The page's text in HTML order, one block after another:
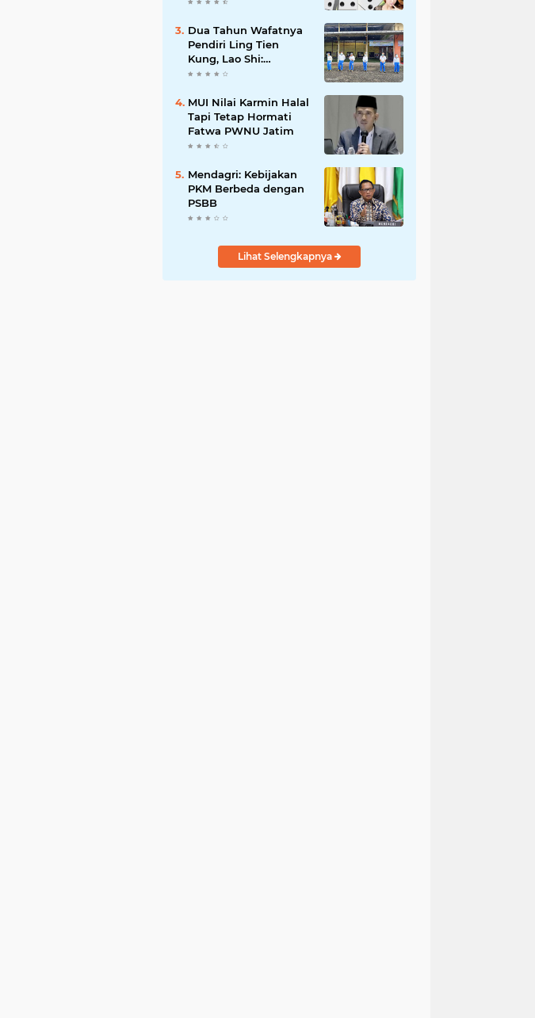
Dua Tahun Wafatnya
Pendiri Ling Tien
Kung, Lao Shi:
Amanah Harus Kita
MUI Nilai Karmin Halal
Tapi Tetap Hormati
Fatwa PWNU Jatim
Mendagri: Kebijakan
PKM Berbeda dengan
PSBB
Lihat Selengkapnya